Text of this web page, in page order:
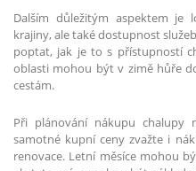
Dalším důležitým aspektem je
krajiny, ale také dostupnost
poptat, jak je to s přístupností
oblasti mohou být v zimě hůře
cestám.
Při plánování nákupu chalupy
samotné kupní ceny zvažte i
renovace. Letní měsíce mohou